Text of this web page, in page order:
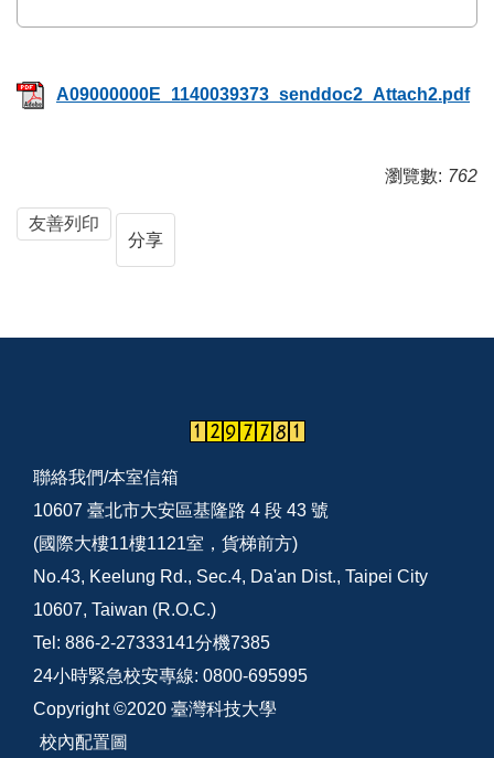
A09000000E_1140039373_senddoc2_Attach2.pdf
瀏覽數: 762
友善列印
分享
聯絡我們/本室信箱
10607 臺北市大安區基隆路 4 段 43 號
(國際大樓11樓1121室，貨梯前方)
No.43, Keelung Rd., Sec.4, Da'an Dist., Taipei City
10607, Taiwan (R.O.C.)
Tel: 886-2-27333141分機7385
24小時緊急校安專線: 0800-695995
Copyright ©2020 臺灣科技大學
校內配置圖